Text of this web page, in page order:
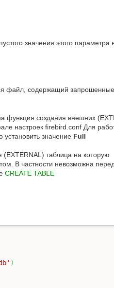
значения этого параметра
файл, содержащий
функция создания внешних
настроек firebird.conf Для
установить значение Full
таблица на которую
В частности невозможна
CREATE TABLE
)